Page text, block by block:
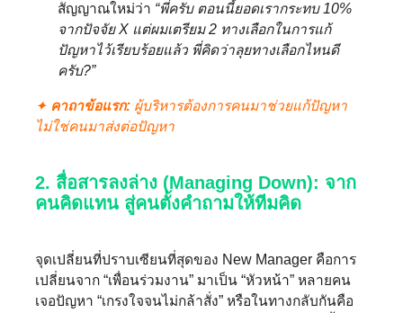
สัญญาณใหม่ว่า “พี่ครับ ตอนนี้ยอดเรากระทบ 10%
จากปัจจัย X แต่ผมเตรียม 2 ทางเลือกในการแก้
ปัญหาไว้เรียบร้อยแล้ว พี่คิดว่าลุยทางเลือกไหนดี
ครับ?”
✦ คาถาข้อแรก: ผู้บริหารต้องการคนมาช่วยแก้ปัญหา
ไม่ใช่คนมาส่งต่อปัญหา
2. สื่อสารลงล่าง (Managing Down): จาก
คนคิดแทน สู่คนตั้งคำถามให้ทีมคิด
จุดเปลี่ยนที่ปราบเซียนที่สุดของ New Manager คือการ
เปลี่ยนจาก “เพื่อนร่วมงาน” มาเป็น “หัวหน้า” หลายคน
เจอปัญหา “เกรงใจจนไม่กล้าสั่ง” หรือในทางกลับกันคือ